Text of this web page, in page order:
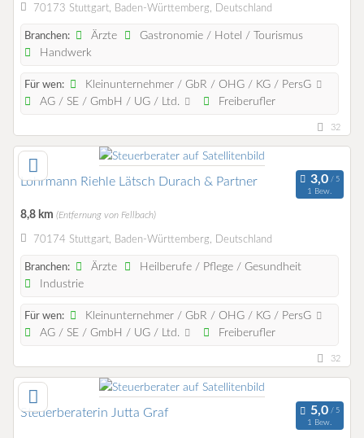
70173 Stuttgart, Baden-Württemberg, Deutschland
Branchen: Ärzte
Gastronomie / Hotel / Tourismus
Handwerk
Für wen:
Kleinunternehmer / GbR / OHG / KG / PersG
AG / SE / GmbH / UG / Ltd.
Freiberufler
32
Lohrmann Riehle Lätsch Durach & Partner
1 Bew.
8,8 km (Entfernung von Fellbach)
70174 Stuttgart, Baden-Württemberg, Deutschland
Branchen: Ärzte
Heilberufe / Pflege / Gesundheit
Industrie
Für wen:
Kleinunternehmer / GbR / OHG / KG / PersG
AG / SE / GmbH / UG / Ltd.
Freiberufler
32
Steuerberaterin Jutta Graf
1 Bew.